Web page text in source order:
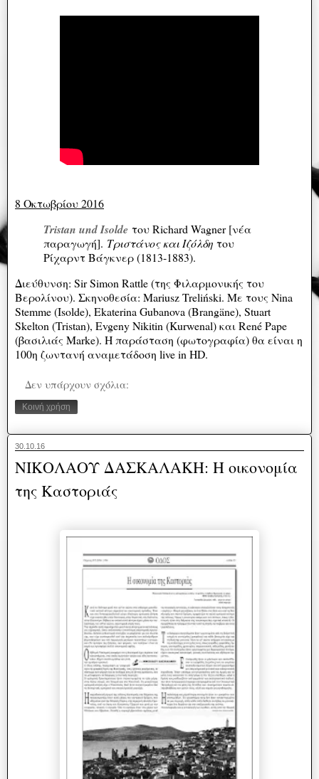
8 Οκτωβρίου 2016
Tristan und Isolde του Richard Wagner [νέα
παραγωγή]. Τριστάνος και Ιζόλδη του
Ρίχαρντ Βάγκνερ (1813-1883).
Διεύθυνση: Sir Simon Rattle (της Φιλαρμονικής του
Βερολίνου). Σκηνοθεσία: Mariusz Treliński. Με τους Nina
Stemme (Isolde), Ekaterina Gubanova (Brangäne), Stuart
Skelton (Tristan), Evgeny Nikitin (Kurwenal) και René Pape
(βασιλιάς Marke). Η παράσταση (φωτογραφία) θα είναι η
100η ζωντανή αναμετάδοση live in HD.
Δεν υπάρχουν σχόλια:
Κοινή χρήση
30.10.16
ΝΙΚΟΛΑΟΥ ΔΑΣΚΑΛΑΚΗ: Η οικονομία
της Καστοριάς